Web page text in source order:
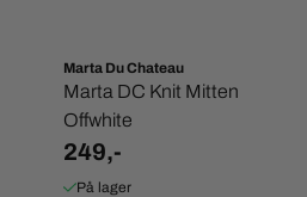
Marta Du Chateau
Marta DC Knit Mitten
Offwhite
249,-
På lager